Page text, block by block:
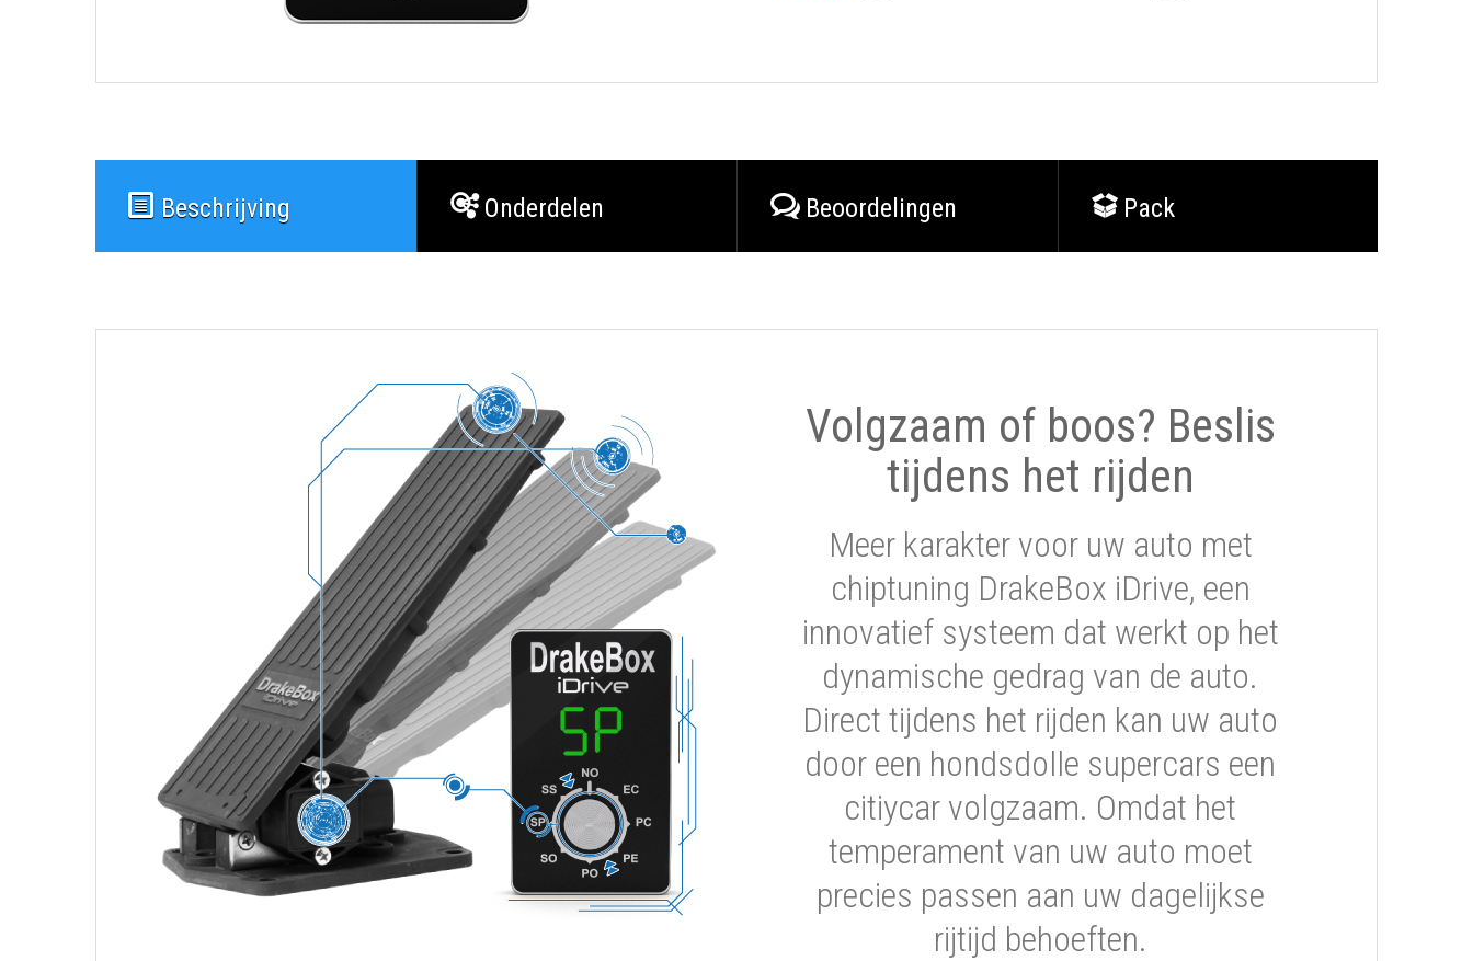
Beschrijving Onderdelen Beoordelingen Pack
Volgzaam of boos? Beslis
tijdens het rijden
Meer karakter voor uw auto met
chiptuning DrakeBox iDrive, een
innovatief systeem dat werkt op het
dynamische gedrag van de auto.
Direct tijdens het rijden kan uw auto
door een hondsdolle supercars een
citiycar volgzaam. Omdat het
temperament van uw auto moet
precies passen aan uw dagelijkse
rijtijd behoeften.